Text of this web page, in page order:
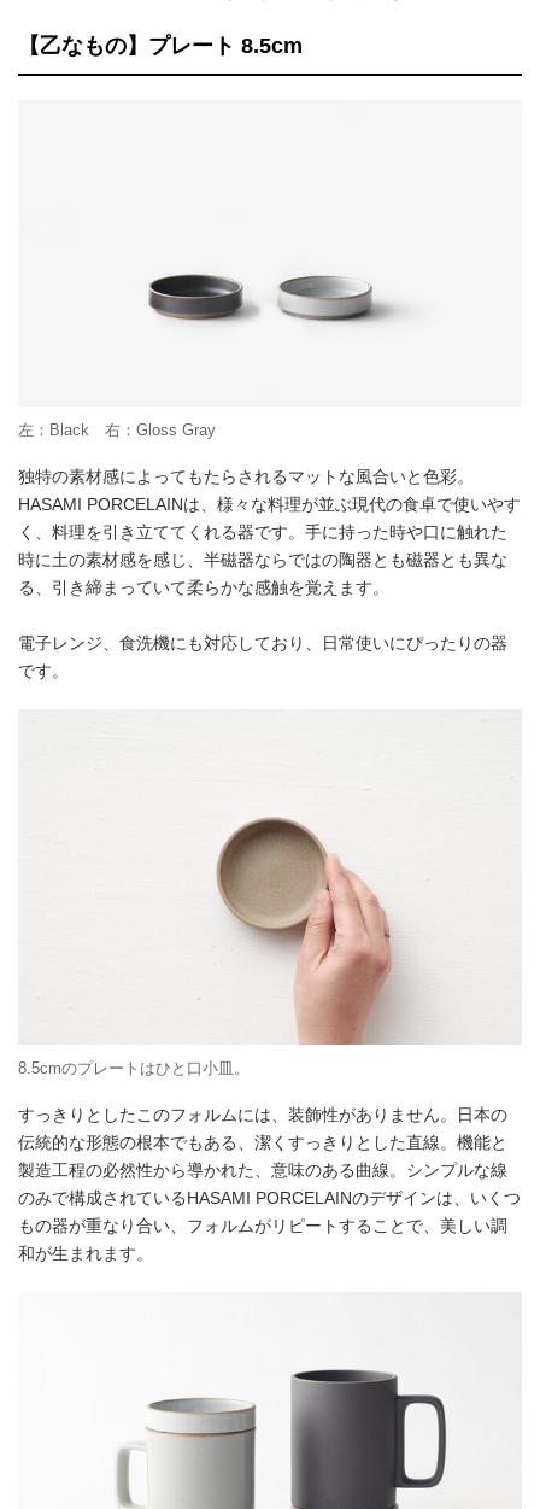
【乙なもの】プレート 8.5cm
左：Black 右：Gloss Gray
独特の素材感によってもたらされるマットな風合いと色彩。
HASAMI PORCELAINは、様々な料理が並ぶ現代の食卓で使いやす
く、料理を引き立ててくれる器です。手に持った時や口に触れた
時に土の素材感を感じ、半磁器ならではの陶器とも磁器とも異な
る、引き締まっていて柔らかな感触を覚えます。
電子レンジ、食洗機にも対応しており、日常使いにぴったりの器
です。
8.5cmのプレートはひと口小皿。
すっきりとしたこのフォルムには、装飾性がありません。日本の
伝統的な形態の根本でもある、潔くすっきりとした直線。機能と
製造工程の必然性から導かれた、意味のある曲線。シンプルな線
のみで構成されているHASAMI PORCELAINのデザインは、いくつ
もの器が重なり合い、フォルムがリピートすることで、美しい調
和が生まれます。